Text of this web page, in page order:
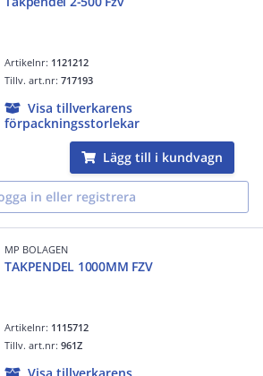
Artikelnr: 1121212
Tillv. art.nr:717193
Visa tillverkarens
förpackningsstorlekar
Lägg till i kundvagn
in eller registrera
MP BOLAGEN
TAKPENDEL 1000MM FZV
Artikelnr: 1115712
Tillv. art.nr:961Z